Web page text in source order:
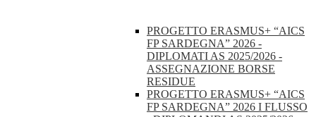
PROGETTO ERASMUS+ “AICS
FP SARDEGNA” 2026 -
DIPLOMATI AS 2025/2026 -
ASSEGNAZIONE BORSE
RESIDUE
PROGETTO ERASMUS+ “AICS
FP SARDEGNA” 2026 I FLUSSO